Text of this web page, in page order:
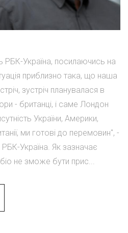
Україна, посилаючись на
приблизно така, що наша
зустріч планувалася в
- британці, і саме Лондон
України, Америки,
ми готові до перемовин", -
Україна. Як зазначає
не зможе бути прис...